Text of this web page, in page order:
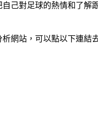
己對足球的熱情和了
網站，可以點以下連結